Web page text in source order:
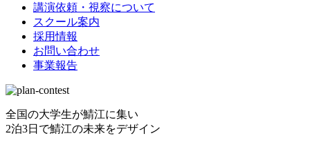
講演依頼・視察について
スクール案内
採用情報
お問い合わせ
事業報告
全国の大学生が鯖江に集い
2泊3日で鯖江の未来をデザイン